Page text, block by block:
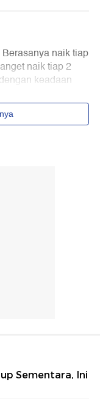
Sementara, Ini